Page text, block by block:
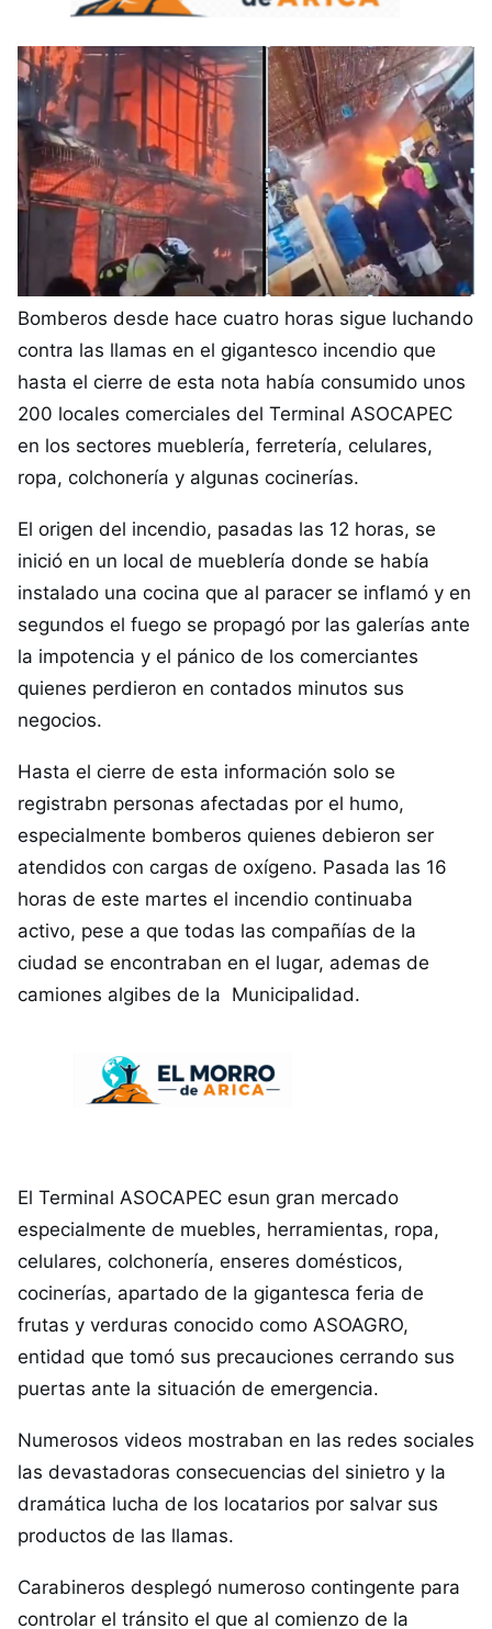
Bomberos desde hace cuatro horas sigue luchando
contra las llamas en el gigantesco incendio que
hasta el cierre de esta nota había consumido unos
200 locales comerciales del Terminal ASOCAPEC
en los sectores mueblería, ferretería, celulares,
ropa, colchonería y algunas cocinerías.
El origen del incendio, pasadas las 12 horas, se
inició en un local de mueblería donde se había
instalado una cocina que al paracer se inflamó y en
segundos el fuego se propagó por las galerías ante
la impotencia y el pánico de los comerciantes
quienes perdieron en contados minutos sus
negocios.
Hasta el cierre de esta información solo se
registrabn personas afectadas por el humo,
especialmente bomberos quienes debieron ser
atendidos con cargas de oxígeno. Pasada las 16
horas de este martes el incendio continuaba
activo, pese a que todas las compañías de la
ciudad se encontraban en el lugar, ademas de
camiones algibes de la Municipalidad.
El Terminal ASOCAPEC esun gran mercado
especialmente de muebles, herramientas, ropa,
celulares, colchonería, enseres domésticos,
cocinerías, apartado de la gigantesca feria de
frutas y verduras conocido como ASOAGRO,
entidad que tomó sus precauciones cerrando sus
puertas ante la situación de emergencia.
Numerosos videos mostraban en las redes sociales
las devastadoras consecuencias del sinietro y la
dramática lucha de los locatarios por salvar sus
productos de las llamas.
Carabineros desplegó numeroso contingente para
controlar el tránsito el que al comienzo de la